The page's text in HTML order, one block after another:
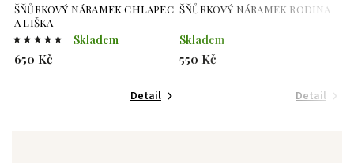
ŠŇŮRKOVÝ NÁRAMEK CHLAPEC
A LIŠKA
Skladem
650 Kč
Detail
ŠŇŮRKOVÝ NÁRAMEK RODINA
Skladem
550 Kč
Detail